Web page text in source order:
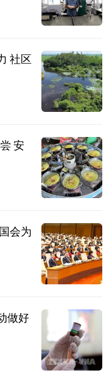
社区
安
会为
做好